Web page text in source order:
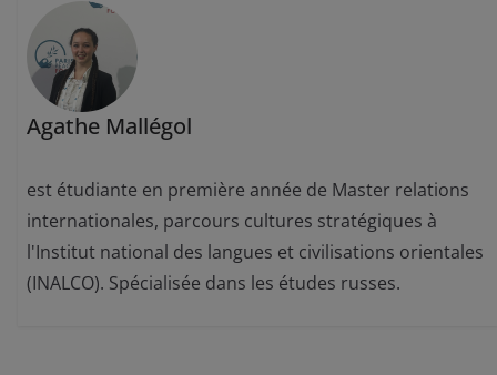
Agathe Mallégol
est étudiante en première année de Master relations
internationales, parcours cultures stratégiques à
l'Institut national des langues et civilisations orientales
(INALCO). Spécialisée dans les études russes.